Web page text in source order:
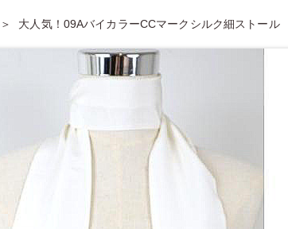
大人気！09AバイカラーCCマークシルク細ストール